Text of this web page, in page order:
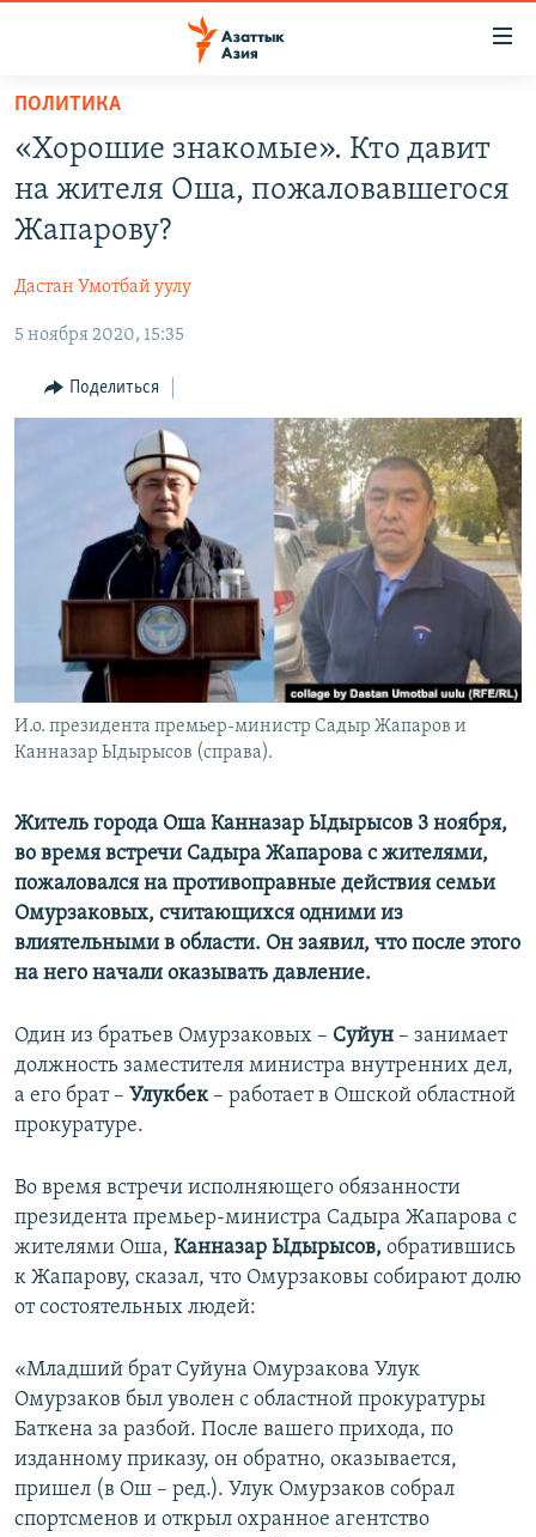
Вернуться
основному
содержанию
Вернутся
главной
Вернутся
поиску
КАЗАХСТАН
НОВОСТИ
ВОЙНА В УКРАИНЕ
КЫРГЫЗЧА
ЎЗБЕКЧА
TÜRKMENÇE
ПОДПИШИТЕСЬ НА НАС В СОЦСЕТЯХ
Все сайты РСЕ/РС
ПОЛИТИКА
«Хорошие знакомые». Кто давит
на жителя Оша, пожаловавшегося
Жапарову?
Дастан Умотбай уулу
5 ноября 2020, 15:35
Поделиться
И.о. президента премьер-министр Садыр Жапаров и
Канназар Ыдырысов (справа).
Житель города Оша Канназар Ыдырысов 3 ноября,
во время встречи Садыра Жапарова с жителями,
пожаловался на противоправные действия семьи
Омурзаковых, считающихся одними из
влиятельными в области. Он заявил, что после этого
на него начали оказывать давление.
Один из братьев Омурзаковых – Суйун – занимает
должность заместителя министра внутренних дел,
а его брат – Улукбек – работает в Ошской областной
прокуратуре.
Во время встречи исполняющего обязанности
президента премьер-министра Садыра Жапарова с
жителями Оша, Канназар Ыдырысов, обратившись
к Жапарову, сказал, что Омурзаковы собирают долю
от состоятельных людей:
«Младший брат Суйуна Омурзакова Улук
Омурзаков был уволен с областной прокуратуры
Баткена за разбой. После вашего прихода, по
изданному приказу, он обратно, оказывается,
пришел (в Ош – ред.). Улук Омурзаков собрал
спортсменов и открыл охранное агентство